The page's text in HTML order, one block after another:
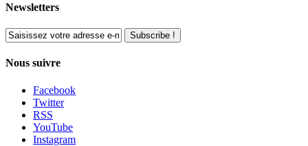
Newsletters
Subscribe !
Nous suivre
Facebook
Twitter
RSS
YouTube
Instagram